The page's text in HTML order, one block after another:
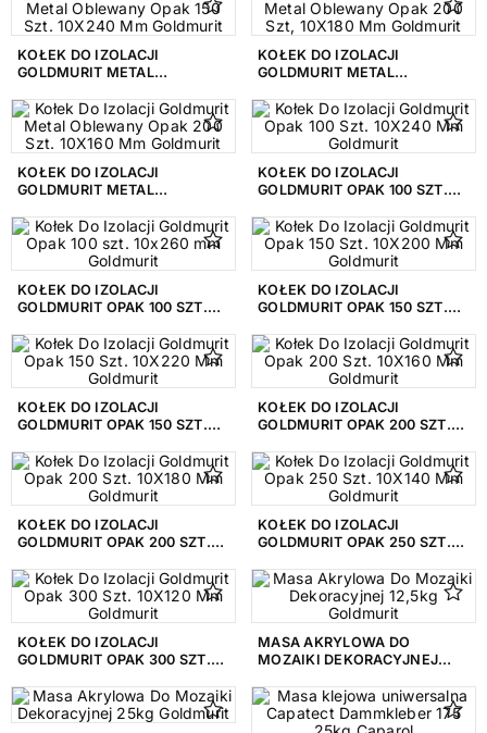
KOŁEK DO IZOLACJI
GOLDMURIT METAL
10X240 MM GOLDMURIT
KOŁEK DO IZOLACJI
GOLDMURIT METAL
10X180 MM GOLDMURIT
KOŁEK DO IZOLACJI
GOLDMURIT METAL
10X160 MM GOLDMURIT
KOŁEK DO IZOLACJI
GOLDMURIT OPAK 100 SZT.
KOŁEK DO IZOLACJI
GOLDMURIT OPAK 100 SZT.
KOŁEK DO IZOLACJI
GOLDMURIT OPAK 150 SZT.
KOŁEK DO IZOLACJI
GOLDMURIT OPAK 150 SZT.
KOŁEK DO IZOLACJI
GOLDMURIT OPAK 200 SZT.
KOŁEK DO IZOLACJI
GOLDMURIT OPAK 200 SZT.
KOŁEK DO IZOLACJI
GOLDMURIT OPAK 250 SZT.
KOŁEK DO IZOLACJI
GOLDMURIT OPAK 300 SZT.
MASA AKRYLOWA DO
MOZAIKI DEKORACYJNEJ